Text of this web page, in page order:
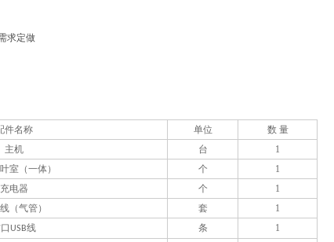
求定做
件名称 单位
数 量
主机 台
1
室（一体） 个
1
充电器 个
1
（气管） 套
1
USB线 条
1